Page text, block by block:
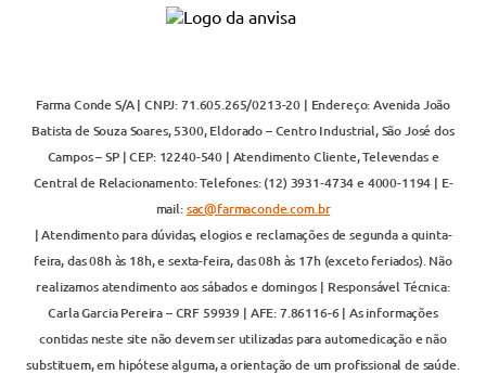
Farma Conde S/A | CNPJ: 71.605.265/0213-20 | Endereço: Avenida João
Batista de Souza Soares, 5300, Eldorado – Centro Industrial, São José dos
Campos – SP | CEP: 12240-540 | Atendimento Cliente, Televendas e
Central de Relacionamento: Telefones: (12) 3931-4734 e 4000-1194 | E-
mail:sac@farmaconde.com.br
| Atendimento para dúvidas, elogios e reclamações de segunda a quinta-
feira, das 08h às 18h, e sexta-feira, das 08h às 17h (exceto feriados). Não
realizamos atendimento aos sábados e domingos | Responsável Técnica:
Carla Garcia Pereira – CRF 59939 | AFE: 7.86116-6 | As informações
contidas neste site não devem ser utilizadas para automedicação e não
substituem, em hipótese alguma, a orientação de um profissional de saúde.